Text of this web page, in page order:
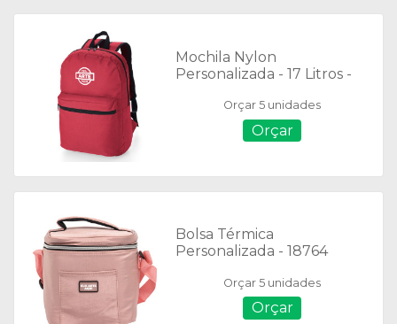
Mochila Nylon
Personalizada - 17 Litros -
Orçar 5 unidades
Orçar
Bolsa Térmica
Personalizada - 18764
Orçar 5 unidades
Orçar